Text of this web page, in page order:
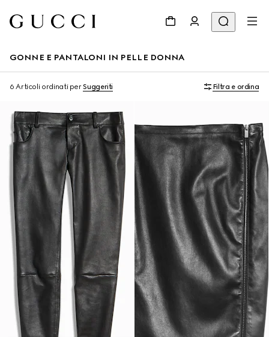
GONNE E PANTALONI IN PELLE DONNA
6 Articoli ordinati perSuggeriti Filtra e ordina